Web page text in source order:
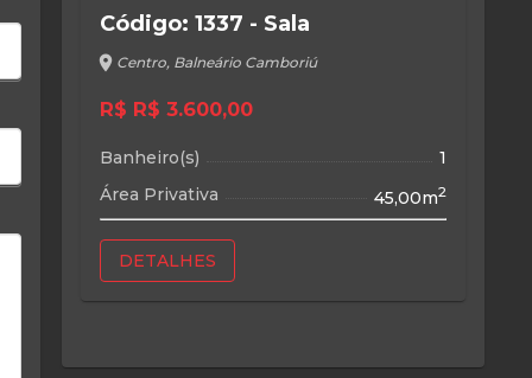
Código: 1337 - Sala
location_on Centro, Balneário Camboriú
R$ R$ 3.600,00
Banheiro(s)
1
Área Privativa
45,00m2
DETALHES